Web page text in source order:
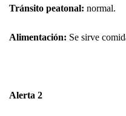
Tránsito peatonal: normal.
Alimentación: Se sirve
Alerta 2